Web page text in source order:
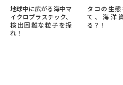
地球中に広がる海中マ
イクロプラスチック、
検出困難な粒子を探
れ！
タコの生
て、海洋
る？！